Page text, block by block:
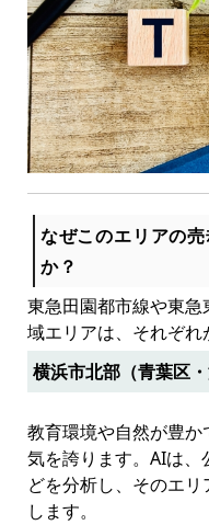
なぜこのエリアの
か？
東急田園都市線や東
域エリアは、それぞれ
横浜市北部（青葉区・
教育環境や自然が豊
気を誇ります。AIは
どを分析し、そのエ
します。